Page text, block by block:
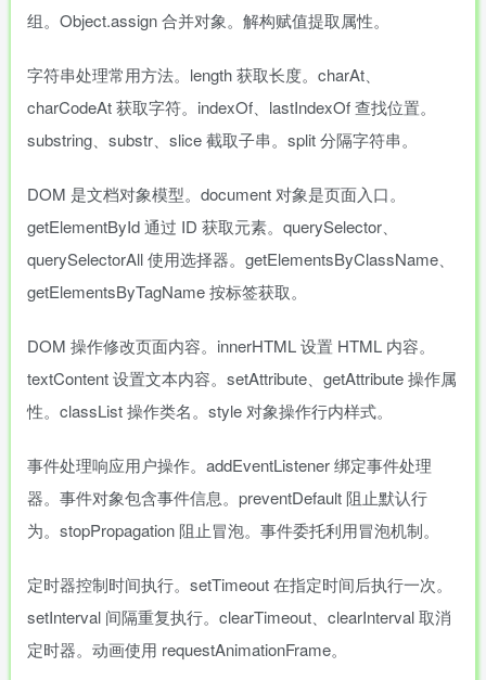
组。Object.assign 合并对象。解构赋值提取属性。
字符串处理常用方法。length 获取长度。charAt、
charCodeAt 获取字符。indexOf、lastIndexOf 查找位置。
substring、substr、slice 截取子串。split 分隔字符串。
DOM 是文档对象模型。document 对象是页面入口。
getElementById 通过 ID 获取元素。querySelector、
querySelectorAll 使用选择器。getElementsByClassName、
getElementsByTagName 按标签获取。
DOM 操作修改页面内容。innerHTML 设置 HTML 内容。
textContent 设置文本内容。setAttribute、getAttribute 操作属
性。classList 操作类名。style 对象操作行内样式。
事件处理响应用户操作。addEventListener 绑定事件处理
器。事件对象包含事件信息。preventDefault 阻止默认行
为。stopPropagation 阻止冒泡。事件委托利用冒泡机制。
定时器控制时间执行。setTimeout 在指定时间后执行一次。
setInterval 间隔重复执行。clearTimeout、clearInterval 取消
定时器。动画使用 requestAnimationFrame。